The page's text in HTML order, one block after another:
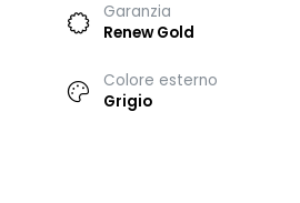
Garanzia
Renew Gold
Colore esterno
Grigio